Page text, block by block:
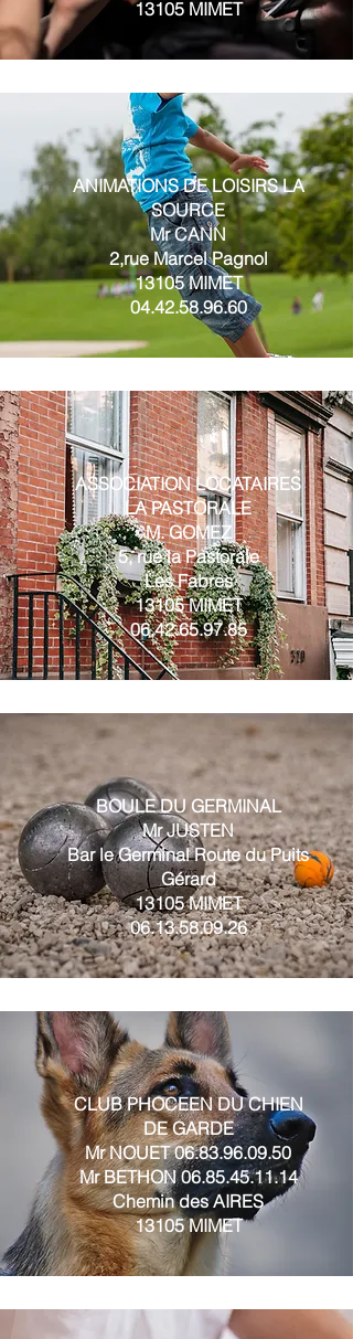
13105 MIMET
ANIMATIONS DE LOISIRS LA
SOURCE
Mr CANN
2,rue Marcel Pagnol
13105 MIMET
04.42.58.96.60
ASSOCIATION LOCATAIRES
LA PASTORALE
M. GOMEZ
5, rue la Pastorale
Les Fabres
13105 MIMET
06.42.65.97.85
BOULE DU GERMINAL
Mr JUSTEN
Bar le Germinal Route du Puits
Gérard
13105 MIMET
06.13.58.09.26
CLUB PHOCEEN DU CHIEN
DE GARDE
Mr NOUET06.83.96.09.50
Mr BETHON06.85.45.11.14
Chemin des AIRES
13105 MIMET